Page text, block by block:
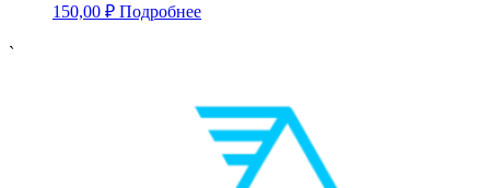
150,00 ₽ Подробнее
`